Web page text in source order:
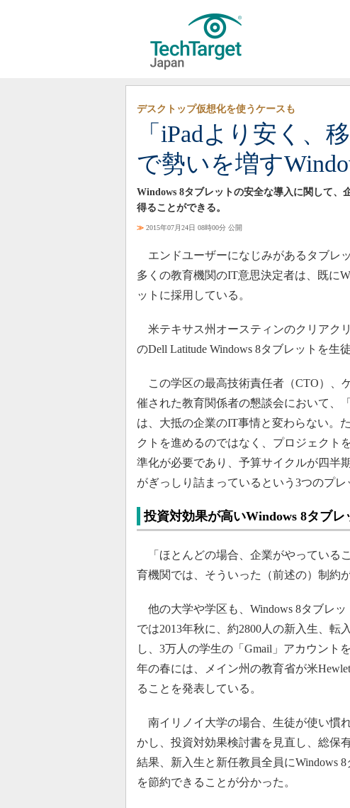
「iPadより安く
で勢いを増す
デスクトップ仮想化を使うケースも
Windows 8タブレットの安全な導入に関して
得ることができる。
≫ 2015年07月24日 08時00分 公開
エンドユーザーになじみがあるタブレ
多くの教育機関のIT意思決定者は、既に
ットに採用している。
米テキサス州オースティンのクリアク
のDell Latitude Windows 8タブレットを生
この学区の最高技術責任者（CTO）、
催された教育関係者の懇談会において、
は、大抵の企業のIT事情と変わらない。
クトを進めるのではなく、プロジェクト
準化が必要であり、予算サイクルが四半
がぎっしり詰まっているという3つのプ
投資対効果が高いWindows 8タブレ
「ほとんどの場合、企業がやっている
育機関では、そういった（前述の）制約
他の大学や学区も、Windows 8タブレ
では2013年秋に、約2800人の新入生、転
し、3万人の学生の「Gmail」アカウント
年の春には、メイン州の教育省が米
ることを発表している。
南イリノイ大学の場合、生徒が使い慣
かし、投資対効果検討書を見直し、総保
結果、新入生と新任教員全員にWindows
を節約できることが分かった。